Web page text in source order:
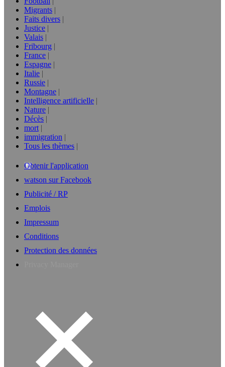
Migrants
Faits divers
Justice
Valais
Fribourg
France
Espagne
Italie
Russie
Montagne
Intelligence artificielle
Nature
Décès
mort
immigration
Tous les thèmes
Obtenir l'application
watson sur Facebook
Publicité / RP
Emplois
Impressum
Conditions
Protection des données